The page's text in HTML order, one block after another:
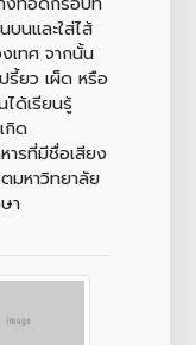
บนและใส่ไส้
เทศ จากนั้น
รี้ยว เผ็ด หรือ
ได้เรียนรู้
กิด
ารที่มีชื่อเสียง
มหาวิทยาลัย
า